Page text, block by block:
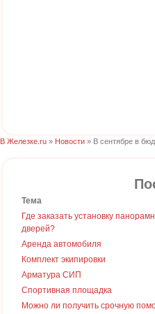
В Железке.ru » Новости » В сентябре в
Тема
Где заказать установку
дверей?
Аренда автомобиля
Комплект экипировки
Арматура СИП
Спортивная площадка
Можно ли получить срочную